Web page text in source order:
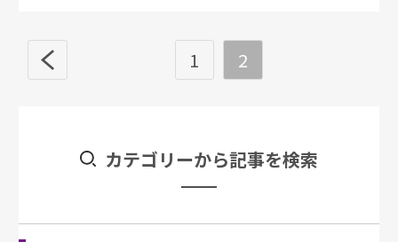
1 2
カテゴリーから記事を検索